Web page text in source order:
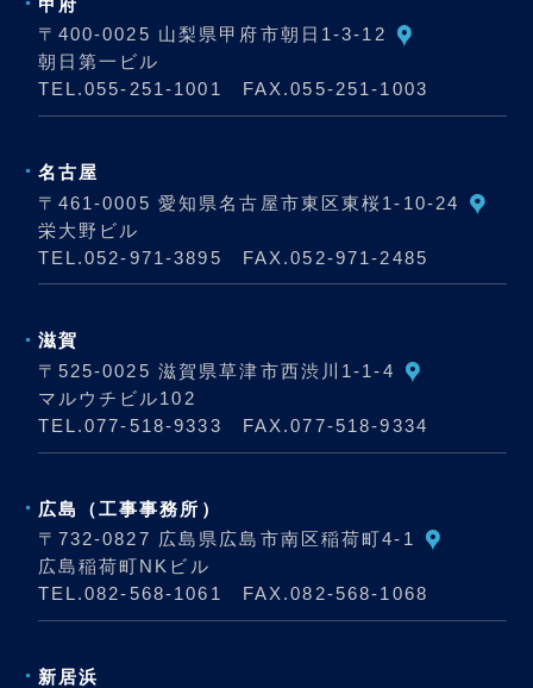
〒400-0025 山梨県甲府市朝日1-3-12
朝日第一ビル
TEL.055-251-1001 FAX.055-251-1003
名古屋
〒461-0005 愛知県名古屋市東区東桜1-10-24
栄大野ビル
TEL.052-971-3895 FAX.052-971-2485
滋賀
〒525-0025 滋賀県草津市西渋川1-1-4
マルウチビル102
TEL.077-518-9333 FAX.077-518-9334
広島
（工事事務所）
〒732-0827 広島県広島市南区稲荷町4-1
広島稲荷町NKビル
TEL.082-568-1061 FAX.082-568-1068
新居浜